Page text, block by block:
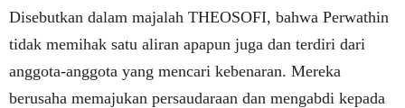
Disebutkan dalam majalah THEOSOFI, bahwa Perwathin
tidak memihak satu aliran apapun juga dan terdiri dari
anggota-anggota yang mencari kebenaran. Mereka
berusaha memajukan persaudaraan dan mengabdi kepada